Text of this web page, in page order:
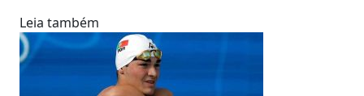
Leia também